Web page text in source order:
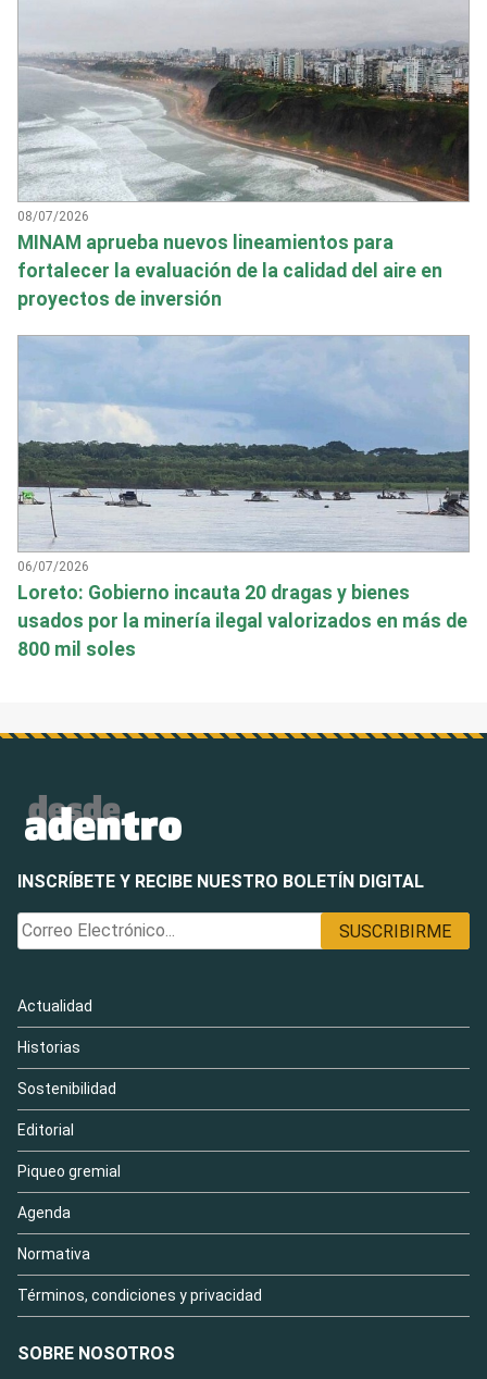
08/07/2026
MINAM aprueba nuevos lineamientos para
fortalecer la evaluación de la calidad del aire en
proyectos de inversión
06/07/2026
Loreto: Gobierno incauta 20 dragas y bienes
usados por la minería ilegal valorizados en más de
800 mil soles
INSCRÍBETE Y RECIBE NUESTRO BOLETÍN DIGITAL
Actualidad
Historias
Sostenibilidad
Editorial
Piqueo gremial
Agenda
Normativa
Términos, condiciones y privacidad
SOBRE NOSOTROS